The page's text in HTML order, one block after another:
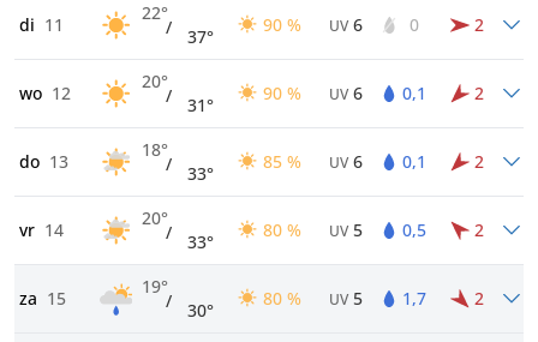
di 11
22°
/ 37°
90 % UV 6 0 2
wo 12
20°
/ 31°
90 % UV 6 0,1 2
do 13
18°
/ 33°
85 % UV 6 0,1 2
vr 14
20°
/ 33°
80 % UV 5 0,5 2
za 15
19°
/ 30°
80 % UV 5 1,7 2